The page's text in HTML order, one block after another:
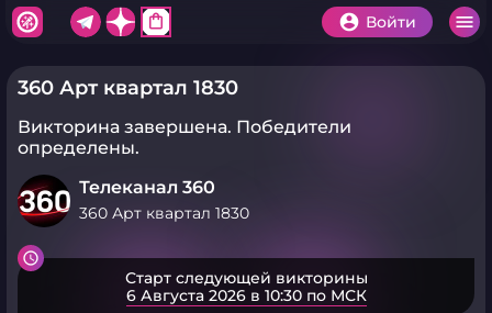
shopping_bag Войти
360 Арт квартал 1830
Викторина завершена. Победители
определены.
Телеканал 360
360 Арт квартал 1830
Старт следующей викторины
6 Августа 2026 в 10:30 по МСК